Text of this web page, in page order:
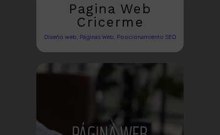
Pagina Web
Cricerme
Diseño web, Páginas Web, Posicionamiento SEO